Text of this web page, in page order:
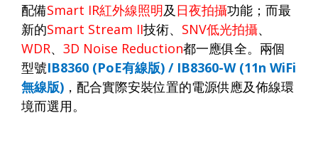
配備Smart IR紅外線照明及 日夜拍攝功能；而最
新的Smart Stream II技術、 SNV低光拍攝、
WDR、 3D Noise Reduction都一應俱全。兩個
型號IB8360 (PoE有線版) / IB8360-W (11n WiFi
無線版) ，配合實際安裝位置的電源供應及佈線環
境而選用。